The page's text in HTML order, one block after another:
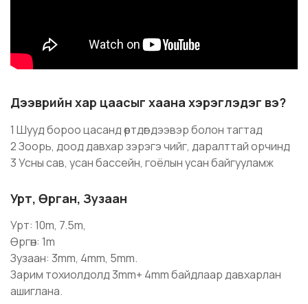
Дээврийн хар цаасыг хаана хэрэглэдэг вэ?
1 Шууд бороо цасанд өртдөг дээвэр болон тагтад
2 Зоорь, доод давхар зэрэгэ чийг, даралттай орчинд
3 Усны сав, усан бассейн, гоёлын усан байгууламж
Урт, Өрган, Зузаан
Урт: 10m, 7.5m,
Өргөн: 1m
Зузаан: 3mm, 4mm, 5mm.
Зарим тохиолдолд 3mm+ 4mm байдлаар давхарлан
ашиглана.